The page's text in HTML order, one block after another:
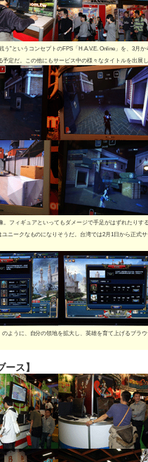
”というコンセプトのFPS「H.A.V.E. Online」を、3月か
定だ。この他にもサービス中の様々なタイトルを出展
。フィギュアといってもダメージで手足がはずれたりす
ニークなものになりそうだ。台湾では2月1日から正式
ように、自分の領地を拡大し、英雄を育て上げるブラ
ース】